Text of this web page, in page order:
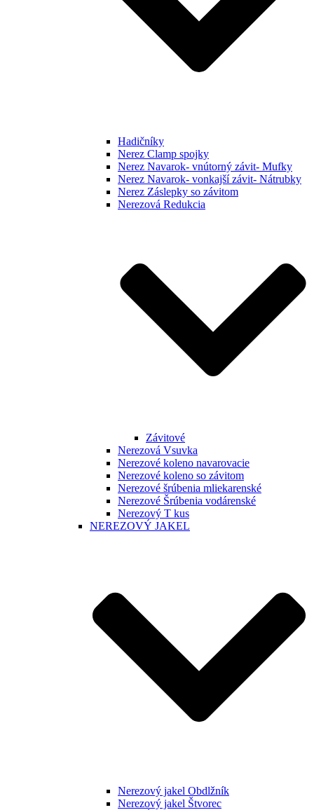
Hadičníky
Nerez Clamp spojky
Nerez Navarok- vnútorný závit- Mufky
Nerez Navarok- vonkajší závit- Nátrubky
Nerez Záslepky so závitom
Nerezová Redukcia
Závitové
Nerezová Vsuvka
Nerezové koleno navarovacie
Nerezové koleno so závitom
Nerezové šrúbenia mliekarenské
Nerezové Šrúbenia vodárenské
Nerezový T kus
NEREZOVÝ JAKEL
Nerezový jakel Obdlžník
Nerezový jakel Štvorec